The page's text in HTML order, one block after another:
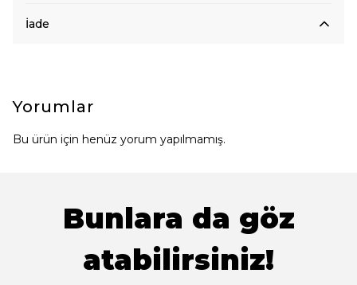
İade
Yorumlar
Bu ürün için henüz yorum yapılmamış.
Bunlara da göz
atabilirsiniz!